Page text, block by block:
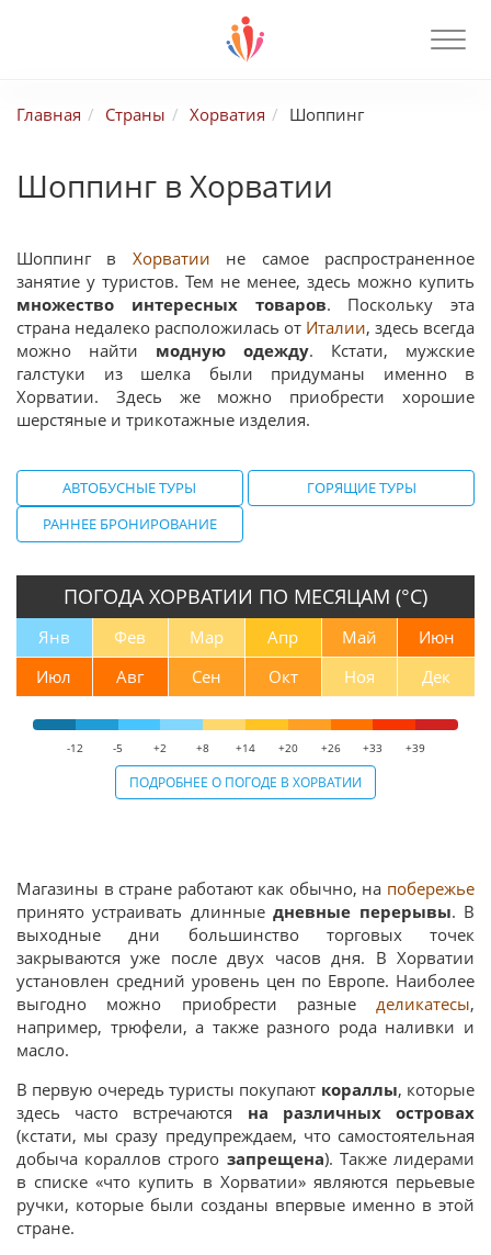
Главная Страны Хорватия Шоппинг
Шоппинг в Хорватии
Шоппинг в Хорватии не самое распространенное
занятие у туристов. Тем не менее, здесь можно купить
множество интересных товаров. Поскольку эта
страна недалеко расположилась от Италии, здесь всегда
можно найти модную одежду. Кстати, мужские
галстуки из шелка были придуманы именно в
Хорватии. Здесь же можно приобрести хорошие
шерстяные и трикотажные изделия.
АВТОБУСНЫЕ ТУРЫ
ГОРЯЩИЕ ТУРЫ
РАННЕЕ БРОНИРОВАНИЕ
ПОГОДА ХОРВАТИИ ПО МЕСЯЦАМ (°С)
Янв Фев Мар Апр Май
Июн
Июл
Авг Сен Окт Ноя Дек
-12 -5 +2 +8 +14 +20 +26 +33 +39
ПОДРОБНЕЕ О ПОГОДЕ В ХОРВАТИИ
Магазины в стране работают как обычно, на побережье
принято устраивать длинныедневные перерывы. В
выходные дни большинство торговых точек
закрываются уже после двух часов дня. В Хорватии
установлен средний уровень цен по Европе. Наиболее
выгодно можно приобрести разные деликатесы,
например, трюфели, а также разного рода наливки и
масло.
В первую очередь туристы покупают кораллы, которые
здесь часто встречаются на различных островах
(кстати, мы сразу предупреждаем, что самостоятельная
добыча кораллов строго запрещена). Также лидерами
в списке «что купить в Хорватии» являются перьевые
ручки, которые были созданы впервые именно в этой
стране.